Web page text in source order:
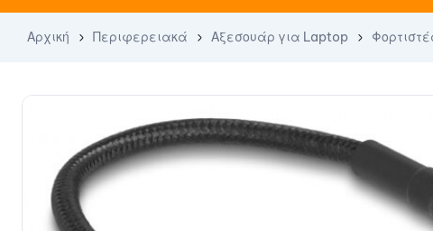
Αρχική Περιφερειακά Αξεσουάρ για Laptop